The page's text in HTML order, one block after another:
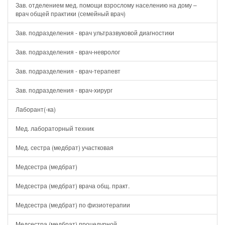
Зав. отделением мед. помощи взрослому населению на дому –
врач общей практики (семейный врач)
Зав. подразделения - врач ультразвуковой диагностики
Зав. подразделения - врач-невролог
Зав. подразделения - врач-терапевт
Зав. подразделения - врач-хирург
Лаборант(-ка)
Мед. лабораторный техник
Мед. сестра (медбрат) участковая
Медсестра (медбрат)
Медсестра (медбрат) врача общ. практ.
Медсестра (медбрат) по физиотерапии